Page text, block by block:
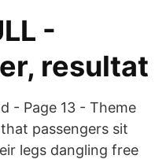
-
resultat
- Page 13 - Theme
passengers sit
legs dangling free